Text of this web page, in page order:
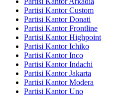
Partisi Kantor Custom
Partisi Kantor Donati
Partisi Kantor Frontline
Partisi Kantor Highpoint
Partisi Kantor Ichiko
Partisi Kantor Inco
Partisi Kantor Indachi
Partisi Kantor Jakarta
Partisi Kantor Modera
Partisi Kantor Uno